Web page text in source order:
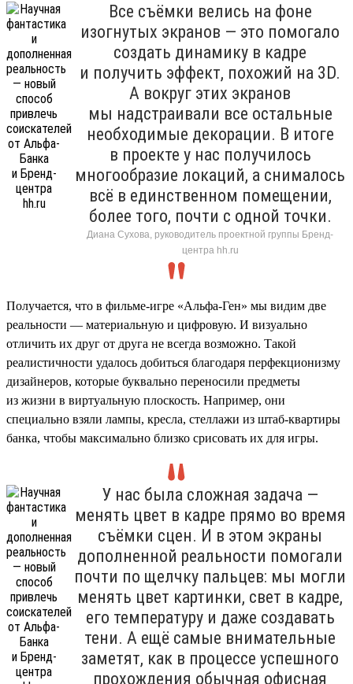
Все съёмки велись на фоне
изогнутых экранов — это помогало
создать динамику в кадре
и получить эффект, похожий на 3D.
А вокруг этих экранов
мы надстраивали все остальные
необходимые декорации. В итоге
в проекте у нас получилось
многообразие локаций, а снималось
всё в единственном помещении,
более того, почти с одной точки.
Диана Сухова, руководитель проектной группы Бренд-
центра hh.ru
Получается, что в фильме-игре «Альфа-Ген» мы видим две
реальности — материальную и цифровую. И визуально
отличить их друг от друга не всегда возможно. Такой
реалистичности удалось добиться благодаря перфекционизму
дизайнеров, которые буквально переносили предметы
из жизни в виртуальную плоскость. Например, они
специально взяли лампы, кресла, стеллажи из штаб-квартиры
банка, чтобы максимально близко срисовать их для игры.
У нас была сложная задача —
менять цвет в кадре прямо во время
съёмки сцен. И в этом экраны
дополненной реальности помогали
почти по щелчку пальцев: мы могли
менять цвет картинки, свет в кадре,
его температуру и даже создавать
тени. А ещё самые внимательные
заметят, как в процессе успешного
прохождения обычная офисная